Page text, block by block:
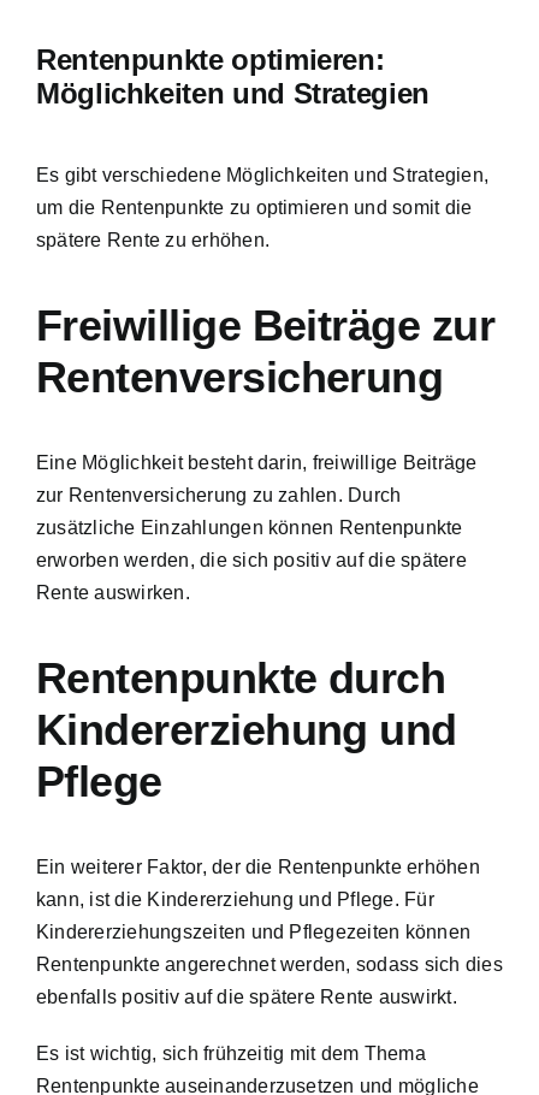
Rentenpunkte optimieren:
Möglichkeiten und Strategien
Es gibt verschiedene Möglichkeiten und Strategien,
um die Rentenpunkte zu optimieren und somit die
spätere Rente zu erhöhen.
Freiwillige Beiträge zur
Rentenversicherung
Eine Möglichkeit besteht darin, freiwillige Beiträge
zur Rentenversicherung zu zahlen. Durch
zusätzliche Einzahlungen können Rentenpunkte
erworben werden, die sich positiv auf die spätere
Rente auswirken.
Rentenpunkte durch
Kindererziehung und
Pflege
Ein weiterer Faktor, der die Rentenpunkte erhöhen
kann, ist die Kindererziehung und Pflege. Für
Kindererziehungszeiten und Pflegezeiten können
Rentenpunkte angerechnet werden, sodass sich dies
ebenfalls positiv auf die spätere Rente auswirkt.
Es ist wichtig, sich frühzeitig mit dem Thema
Rentenpunkte auseinanderzusetzen und mögliche